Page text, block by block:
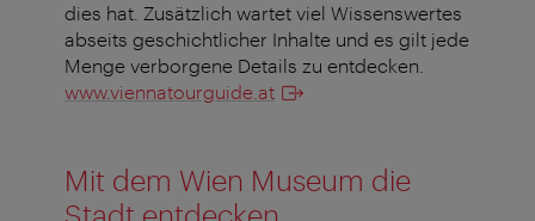
dies hat. Zusätzlich wartet viel Wissenswertes
abseits geschichtlicher Inhalte und es gilt jede
Menge verborgene Details zu entdecken.
www.viennatourguide.at
Mit dem Wien Museum die